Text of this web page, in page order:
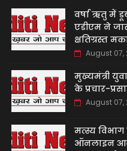
वर्षा ऋतु में
एडीएम ने
क्षतिग्रस्त
August 07,
मुख्यमंत्री
के प्रचार-
August 07,
मत्स्य
ऑनलाइन